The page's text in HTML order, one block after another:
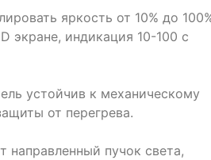
яркость от 10% до
экране, индикация 10-100 с
устойчив к механическому
от перегрева.
пучок света,